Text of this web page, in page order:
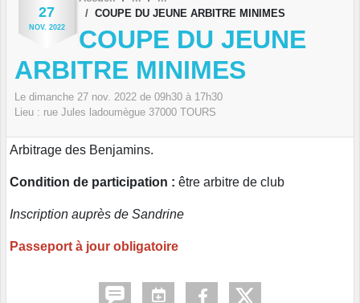
27
NOV. 2022
COUPE DU JEUNE ARBITRE MINIMES
COUPE DU JEUNE
ARBITRE MINIMES
Le dimanche 27 nov. 2022 de 09h30 à 17h30
Lieu : rue Jules ladoumègue 37000 TOURS
Arbitrage des Benjamins.
Condition de participation : être arbitre de club
Inscription auprès de Sandrine
Passeport à jour obligatoire